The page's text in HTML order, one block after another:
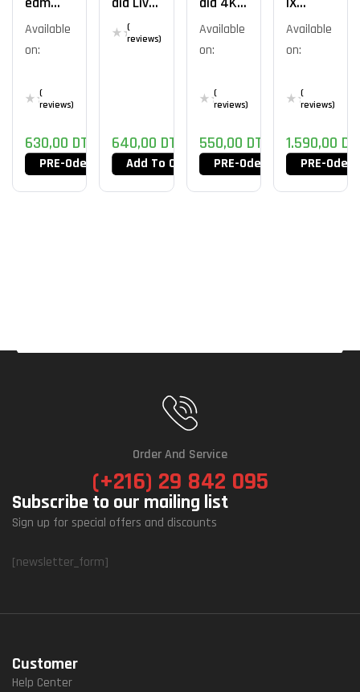
CCD30
Available
on:
(
reviews)
630,00 DT
PRE-Oder Now
Gamer
HD 2
(
reviews)
640,00 DT
Add To Cart
BU113G2
Available
on:
(
reviews)
550,00 DT
PRE-Oder Now
UC7018
Available
on:
(
reviews)
1.590,00 DT
PRE-Oder
Order And Service
(+216) 29 842 095
Subscribe to our mailing list
Sign up for special offers and discounts
[newsletter_form]
Customer
Help Center